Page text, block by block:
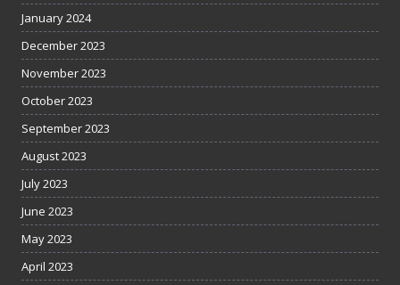
January 2024
December 2023
November 2023
October 2023
September 2023
August 2023
July 2023
June 2023
May 2023
April 2023